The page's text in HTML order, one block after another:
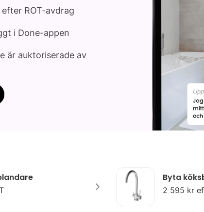
ROT-avdrag
i Done-appen
är auktoriserade av
Byta
2 595 kr